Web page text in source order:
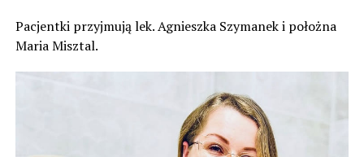
Pacjentki przyjmują lek. Agnieszka Szymanek i położna
Maria Misztal.